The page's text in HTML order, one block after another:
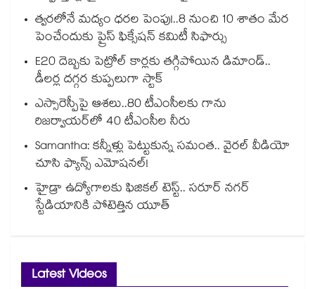
త్వరలోనే మద్యం ధ‌‌ర‌‌ల పెంపు!..8 నుంచి 10 శాతం మేర
పెంచేందుకు ప్రైస్ ఫిక్సేష‌‌న్ క‌‌మిటీ సిఫార్సు
E20 దెబ్బకు పెట్రోల్ కార్లకు తగ్గిపోయిన డిమాండ్..
డీలర్ల దగ్గర కుప్పలుగా స్టాక్
ఎస్సారెస్పీపై ఆశలు..80 టీఎంసీలకు గాను
రిజర్వాయర్‌‌‌‌‌‌‌‌‌‌‌‌‌‌‌‌లో 40 టీఎంసీల నీరు
Samantha: కన్నీళ్లు పెట్టుకున్న సమంత.. వైరల్ వీడియో
చూసి ఫ్యాన్స్ ఎమోషనల్!
హైడ్రా ఉద్యోగాలకు ఫిజికల్ టెస్ట్.. సరూర్ నగర్
స్టేడియానికి పోటెత్తిన యూత్
Latest Videos